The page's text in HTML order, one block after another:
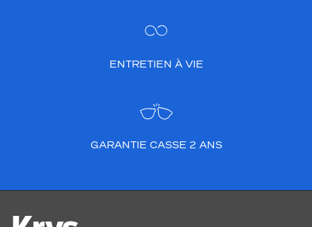
ENTRETIEN À VIE
GARANTIE CASSE 2 ANS